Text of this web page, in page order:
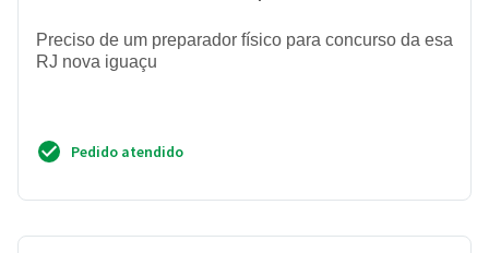
Preciso de um preparador físico para concurso da esa
RJ nova iguaçu
Pedido atendido